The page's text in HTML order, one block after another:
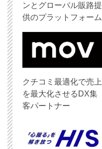
ンとグローバル販路提
供のプラットフォーム
クチコミ最適化で売上
を最大化させるDX集
客パートナー